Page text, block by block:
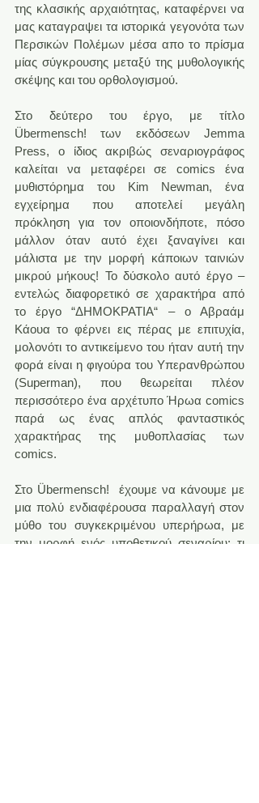
της κλασικής αρχαιότητας, καταφέρνει να
μας καταγραψει τα ιστορικά γεγονότα των
Περσικών Πολέμων μέσα απο το πρίσμα
μίας σύγκρουσης μεταξύ της μυθολογικής
σκέψης και του ορθολογισμού.
Στο δεύτερο του έργο, με τίτλο
Übermensch! των εκδόσεων Jemma
Press, o ίδιος ακριβώς σεναριογράφος
καλείται να μεταφέρει σε comics ένα
μυθιστόρημα του Kim Newman, ένα
εγχείρημα που αποτελεί μεγάλη
πρόκληση για τον οποιονδήποτε, πόσο
μάλλον όταν αυτό έχει ξαναγίνει και
μάλιστα με την μορφή κάποιων ταινιών
μικρού μήκους! Το δύσκολο αυτό έργο –
εντελώς διαφορετικό σε χαρακτήρα από
το έργο “ΔΗΜΟΚΡΑΤΙΑ“ – ο Αβραάμ
Κάουα το φέρνει εις πέρας με επιτυχία,
μολονότι το αντικείμενο του ήταν αυτή την
φορά είναι η φιγούρα του Υπερανθρώπου
(Superman), που θεωρείται πλέον
περισσότερο ένα αρχέτυπο Ήρωα comics
παρά ως ένας απλός φανταστικός
χαρακτήρας της μυθοπλασίας των
comics.
Στο Übermensch!  έχουμε να κάνουμε με
μια πολύ ενδιαφέρουσα παραλλαγή στον
μύθο του συγκεκριμένου υπερήρωα, με
την μορφή ενός υποθετικού σεναρίου: τι